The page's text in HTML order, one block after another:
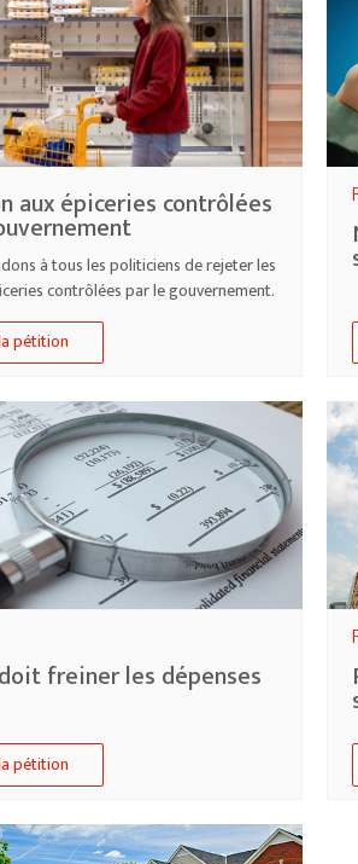
aux épiceries contrôlées
à tous les politiciens de rejeter les
contrôlées par le gouvernement.
pétition
freiner les dépenses
pétition